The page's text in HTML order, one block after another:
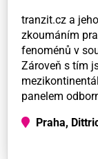
tranzit.cz a
zkoumáním
fenoménů v
Zároveň s tím
panelem
Praha,